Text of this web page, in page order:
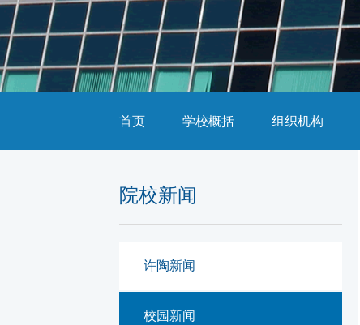
首页 学校概括 组织机构
院校新闻
许陶新闻
校园新闻